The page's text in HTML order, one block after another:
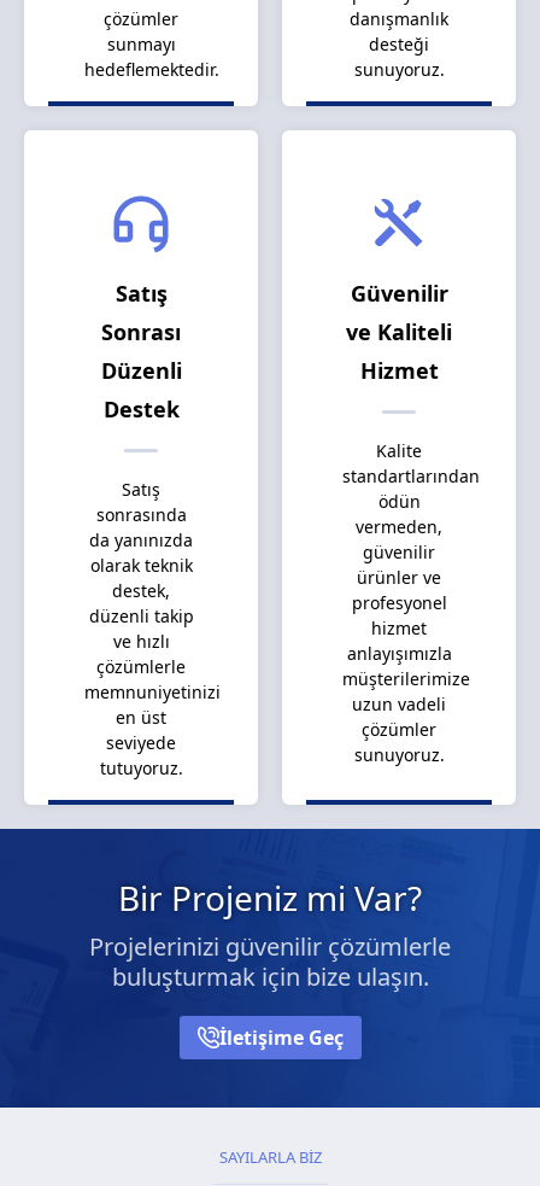
çözümler
sunmayı
hedeflemektedir.
danışmanlık
desteği
sunuyoruz.
Satış
Sonrası
Düzenli
Destek
Satış
sonrasında
da yanınızda
olarak teknik
destek,
düzenli takip
ve hızlı
çözümlerle
memnuniyetinizi
en üst
seviyede
tutuyoruz.
Güvenilir
ve Kaliteli
Hizmet
Kalite
standartlarından
ödün
vermeden,
güvenilir
ürünler ve
profesyonel
hizmet
anlayışımızla
müşterilerimize
uzun vadeli
çözümler
sunuyoruz.
Bir Projeniz mi Var?
Projelerinizi güvenilir çözümlerle
buluşturmak için bize ulaşın.
İletişime Geç
SAYILARLA BİZ